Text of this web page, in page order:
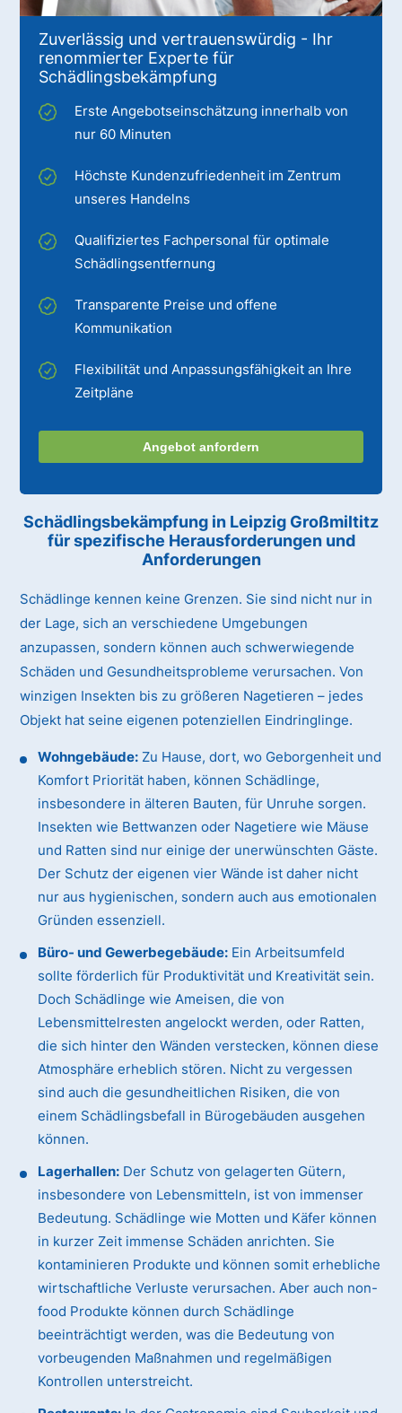
Zuverlässig und vertrauenswürdig - Ihr
renommierter Experte für
Schädlingsbekämpfung
Erste Angebotseinschätzung innerhalb von
nur 60 Minuten
Höchste Kundenzufriedenheit im Zentrum
unseres Handelns
Qualifiziertes Fachpersonal für optimale
Schädlingsentfernung
Transparente Preise und offene
Kommunikation
Flexibilität und Anpassungsfähigkeit an Ihre
Zeitpläne
Angebot anfordern
Schädlingsbekämpfung in Leipzig Großmiltitz
für spezifische Herausforderungen und
Anforderungen
Schädlinge kennen keine Grenzen. Sie sind nicht nur in
der Lage, sich an verschiedene Umgebungen
anzupassen, sondern können auch schwerwiegende
Schäden und Gesundheitsprobleme verursachen. Von
winzigen Insekten bis zu größeren Nagetieren – jedes
Objekt hat seine eigenen potenziellen Eindringlinge.
Wohngebäude: Zu Hause, dort, wo Geborgenheit und
Komfort Priorität haben, können Schädlinge,
insbesondere in älteren Bauten, für Unruhe sorgen.
Insekten wie Bettwanzen oder Nagetiere wie Mäuse
und Ratten sind nur einige der unerwünschten Gäste.
Der Schutz der eigenen vier Wände ist daher nicht
nur aus hygienischen, sondern auch aus emotionalen
Gründen essenziell.
Büro- und Gewerbegebäude: Ein Arbeitsumfeld
sollte förderlich für Produktivität und Kreativität sein.
Doch Schädlinge wie Ameisen, die von
Lebensmittelresten angelockt werden, oder Ratten,
die sich hinter den Wänden verstecken, können diese
Atmosphäre erheblich stören. Nicht zu vergessen
sind auch die gesundheitlichen Risiken, die von
einem Schädlingsbefall in Bürogebäuden ausgehen
können.
Lagerhallen: Der Schutz von gelagerten Gütern,
insbesondere von Lebensmitteln, ist von immenser
Bedeutung. Schädlinge wie Motten und Käfer können
in kurzer Zeit immense Schäden anrichten. Sie
kontaminieren Produkte und können somit erhebliche
wirtschaftliche Verluste verursachen. Aber auch non-
food Produkte können durch Schädlinge
beeinträchtigt werden, was die Bedeutung von
vorbeugenden Maßnahmen und regelmäßigen
Kontrollen unterstreicht.